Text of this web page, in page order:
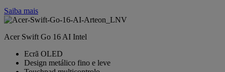
Saiba mais
Acer Swift Go 16 AI Intel
Ecrã OLED
Design metálico fino e leve